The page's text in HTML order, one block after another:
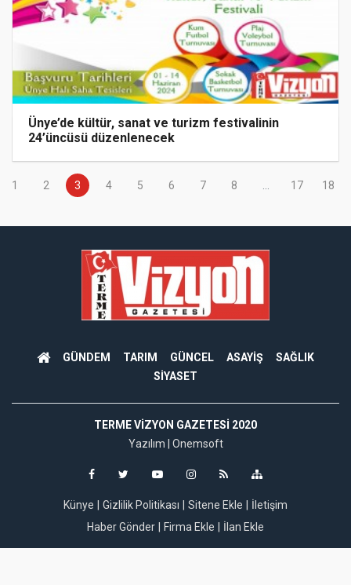
Ünye’de kültür, sanat ve turizm festivalinin
24’üncüsü düzenlenecek
1 2 3 4 5 6 7 8 17 18
GÜNDEM TARIM GÜNCEL ASAYİŞ
SAĞLIK
SİYASET
TERME VIZYON GAZETESI 2020
Yazılım | Onemsoft
Künye Gizlilik Politikası Sitene Ekle
İletişim
Haber Gönder
Firma Ekle İlan Ekle